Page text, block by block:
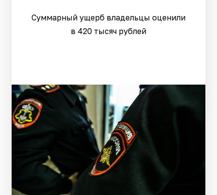
Суммарный ущерб владельцы оценили
в 420 тысяч рублей